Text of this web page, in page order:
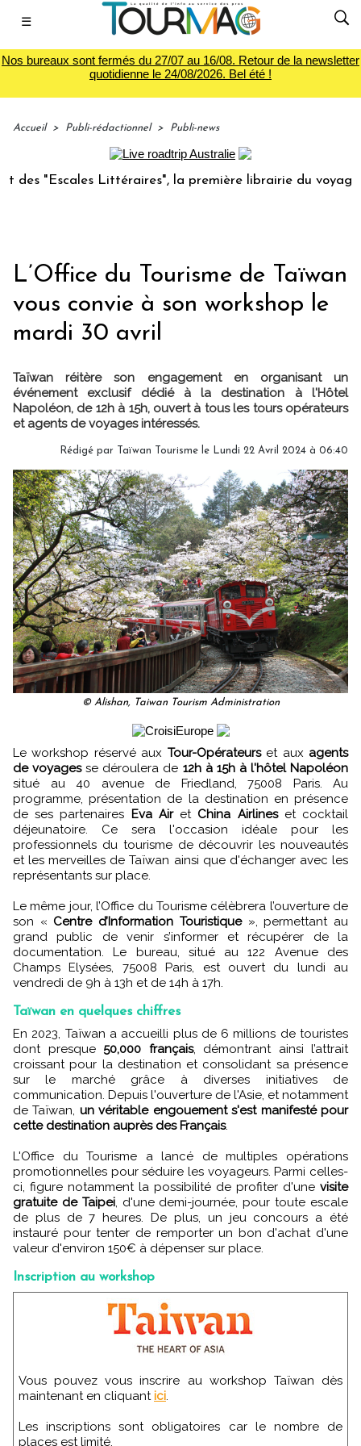
☰
Nos bureaux sont fermés du 27/07 au 16/08. Retour de la newsletter
quotidienne le 24/08/2026. Bel été !
Accueil > Publi-rédactionnel > Publi-news
"Escales Littéraires", la première librairie du voyage
L’Office du Tourisme de Taïwan
vous convie à son workshop le
mardi 30 avril
Taïwan réitère son engagement en organisant un
événement exclusif dédié à la destination à l'Hôtel
Napoléon, de 12h à 15h, ouvert à tous les tours opérateurs
et agents de voyages intéressés.
Rédigé par Taïwan Tourisme le Lundi 22 Avril 2024 à 06:40
© Alishan, Taiwan Tourism Administration
Le workshop réservé aux Tour-Opérateurset aux agents
de voyagesse déroulera de 12h à 15h à l'hôtel Napoléon
situé au 40 avenue de Friedland, 75008 Paris. Au
programme, présentation de la destination en présence
de ses partenaires Eva Airet China Airlineset cocktail
déjeunatoire. Ce sera l'occasion idéale pour les
professionnels du tourisme de découvrir les nouveautés
et les merveilles de Taïwan ainsi que d'échanger avec les
représentants sur place.
Le même jour, l’Office du Tourisme célèbrera l’ouverture de
son « Centre d’Information Touristique», permettant au
grand public de venir s’informer et récupérer de la
documentation. Le bureau, situé au 122 Avenue des
Champs Elysées, 75008 Paris, est ouvert du lundi au
vendredi de 9h à 13h et de 14h à 17h.
Taïwan en quelques chiffres
En 2023, Taïwan a accueilli plus de 6 millions de touristes
dont presque 50,000 français, démontrant ainsi l’attrait
croissant pour la destination et consolidant sa présence
sur le marché grâce à diverses initiatives de
communication. Depuis l'ouverture de l'Asie, et notamment
de Taïwan, un véritable engouement s'est manifesté pour
cette destination auprès des Français.
L'Office du Tourisme a lancé de multiples opérations
promotionnelles pour séduire les voyageurs. Parmi celles-
ci, figure notamment la possibilité de profiter d'une visite
gratuite de Taipei, d'une demi-journée, pour toute escale
de plus de 7 heures. De plus, un jeu concours a été
instauré pour tenter de remporter un bon d'achat d'une
valeur d'environ 150€ à dépenser sur place.
Inscription au workshop
Vous pouvez vous inscrire au workshop Taïwan dès
maintenant en cliquantici.
Les inscriptions sont obligatoires car le nombre de
places est limité.